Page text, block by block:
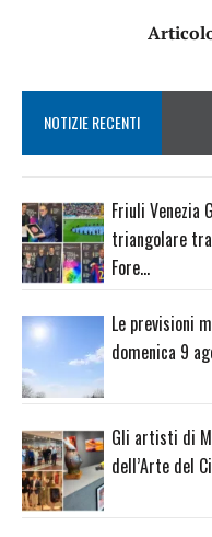
NOTIZIE RECENTI
Friuli Venezia
triangolare
Fore…
Le previsioni
domenica 9
Gli artisti di
dell’Arte del